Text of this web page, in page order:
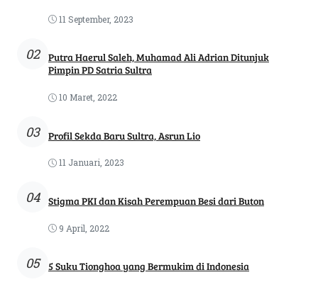
11 September, 2023
02
Putra Haerul Saleh, Muhamad Ali Adrian Ditunjuk
Pimpin PD Satria Sultra
10 Maret, 2022
03 Profil Sekda Baru Sultra, Asrun Lio
11 Januari, 2023
04 Stigma PKI dan Kisah Perempuan Besi dari Buton
9 April, 2022
05 5 Suku Tionghoa yang Bermukim di Indonesia